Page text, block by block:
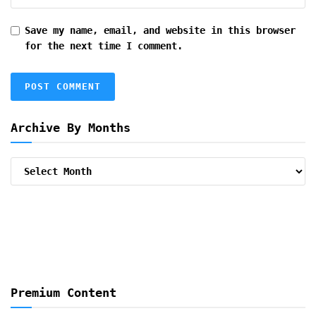
Save my name, email, and website in this browser
for the next time I comment.
Archive By Months
Premium Content